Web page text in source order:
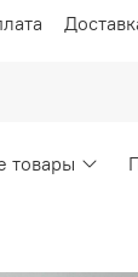
товары